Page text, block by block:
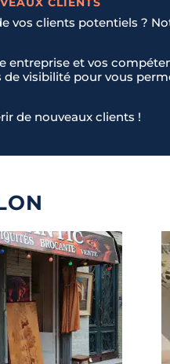
vos clients potentiels ?
entreprise et vos
visibilité pour vous
de nouveaux clients !